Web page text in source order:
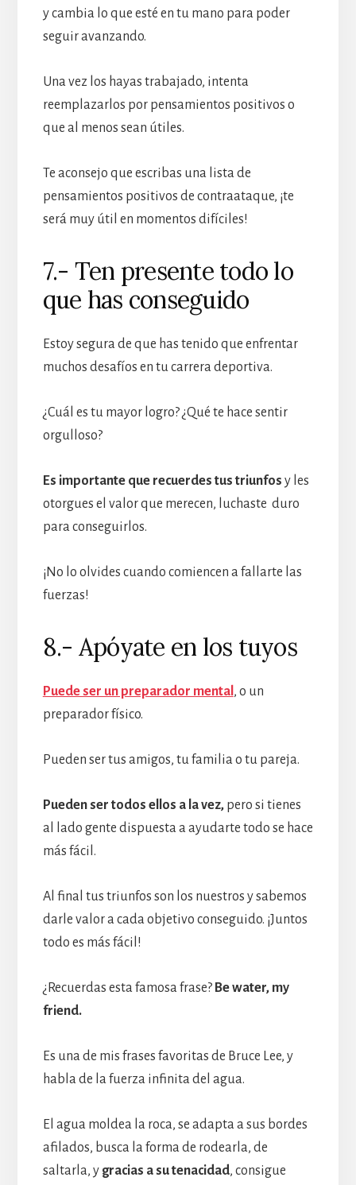
y cambia lo que esté en tu mano para poder
seguir avanzando.
Una vez los hayas trabajado, intenta
reemplazarlos por pensamientos positivos o
que al menos sean útiles.
Te aconsejo que escribas una lista de
pensamientos positivos de contraataque, ¡te
será muy útil en momentos difíciles!
7.- Ten presente todo lo
que has conseguido
Estoy segura de que has tenido que enfrentar
muchos desafíos en tu carrera deportiva.
¿Cuál es tu mayor logro? ¿Qué te hace sentir
orgulloso?
Es importante que recuerdes tus triunfos y les
otorgues el valor que merecen, luchaste duro
para conseguirlos.
¡No lo olvides cuando comiencen a fallarte las
fuerzas!
8.- Apóyate en los tuyos
Puede ser un preparador mental , o un
preparador físico.
Pueden ser tus amigos, tu familia o tu pareja.
Pueden ser todos ellos a la vez, pero si tienes
al lado gente dispuesta a ayudarte todo se hace
más fácil.
Al final tus triunfos son los nuestros y sabemos
darle valor a cada objetivo conseguido. ¡Juntos
todo es más fácil!
¿Recuerdas esta famosa frase? Be water, my
friend.
Es una de mis frases favoritas de Bruce Lee, y
habla de la fuerza infinita del agua.
El agua moldea la roca, se adapta a sus bordes
afilados, busca la forma de rodearla, de
saltarla, y gracias a su tenacidad, consigue